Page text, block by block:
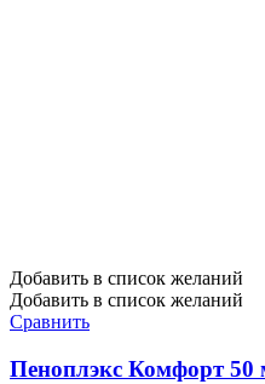
Добавить в список желаний
Добавить в список желаний
Сравнить
Пеноплэкс Комфорт 50